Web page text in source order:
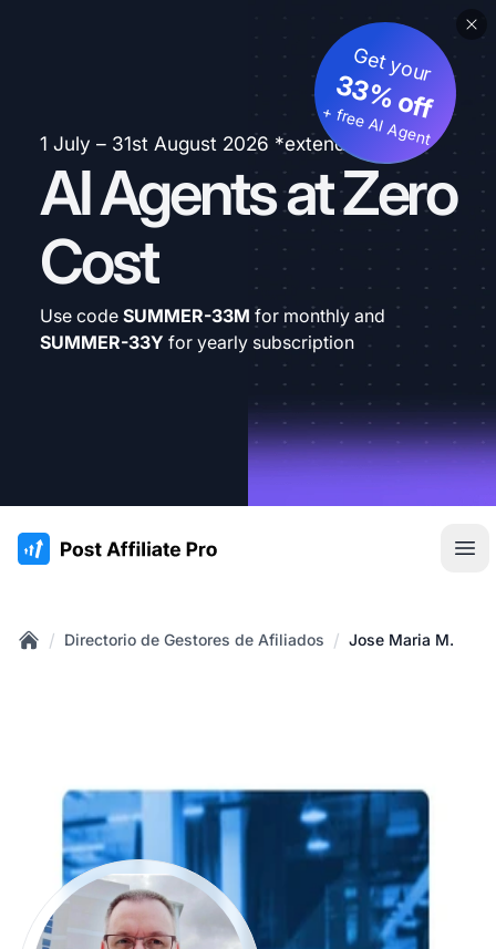
1 July – 31st August 2026 *extended
AI Agents at Zero
Cost
Get your
33% off
+ free AI Agent
Use code SUMMER-33M for monthly and
SUMMER-33Y for yearly subscription
:site.title
/ Directorio de Gestores de Afiliados / Jose Maria M.